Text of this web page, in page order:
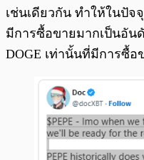
เช่นเดียวกัน ทำให้ในปัจ
มีการซื้อขายมากเป็นอัน
DOGE เท่านั้นที่มีการซื้อ